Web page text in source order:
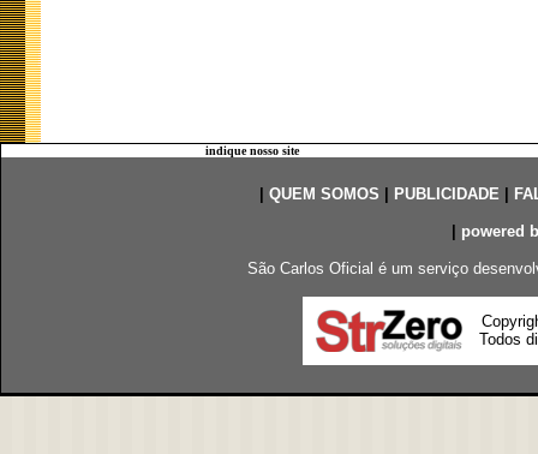
indique nosso site
QUEM SOMOS PUBLICIDADE|
powered
São Carlos Oficial é um serviço
Todos